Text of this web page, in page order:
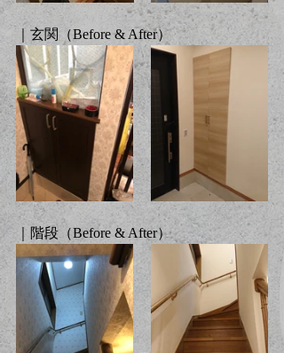
｜玄関（Before & After）
｜階段（Before & After）